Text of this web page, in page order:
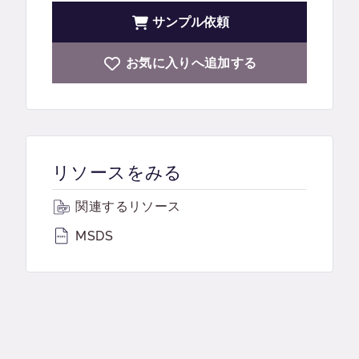
サンプル依頼
お気に入りへ追加する
リソースをみる
関連するリソース
MSDS